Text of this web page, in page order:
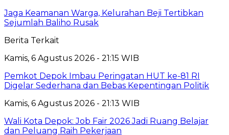
Jaga Keamanan Warga, Kelurahan Beji Tertibkan
Sejumlah Baliho Rusak
Berita Terkait
Kamis, 6 Agustus 2026 - 21:15 WIB
Pemkot Depok Imbau Peringatan HUT ke-81 RI
Digelar Sederhana dan Bebas Kepentingan Politik
Kamis, 6 Agustus 2026 - 21:13 WIB
Wali Kota Depok: Job Fair 2026 Jadi Ruang Belajar
dan Peluang Raih Pekerjaan